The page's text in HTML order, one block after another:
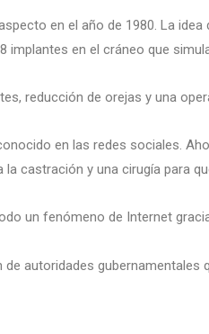
en el año de 1980. La
implantes en el cráneo que
reducción de orejas y una
en las redes sociales.
castración y una cirugía para
un fenómeno de Internet
autoridades gubernamentales